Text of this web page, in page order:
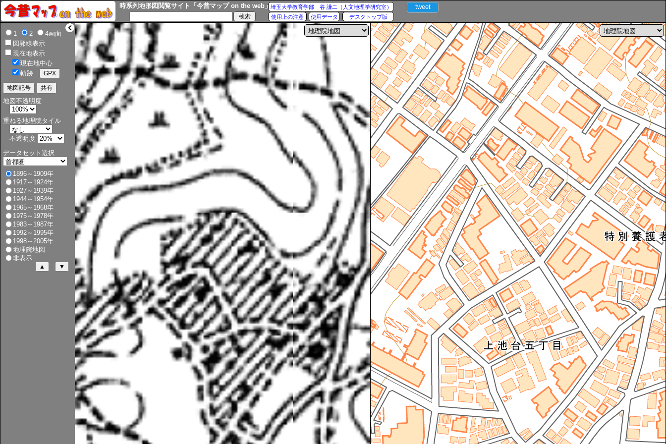
> tweet
時系列地形図閲覧サイト「今昔マップ on the web」埼玉大学教育学部 谷 謙二（人文地理学研究室）
使用上の注意
使用データ デスクトップ版
1 2
4画面
図郭線表示
現在地表示
現在地中心
軌跡
地図不透明度
重ねる地理院タイル
不透明度
データセット選択
1896～1909年
1917～1924年
1927～1939年
1944～1954年
1965～1968年
1975～1978年
1983～1987年
1992～1995年
1998～2005年
地理院地図
非表示